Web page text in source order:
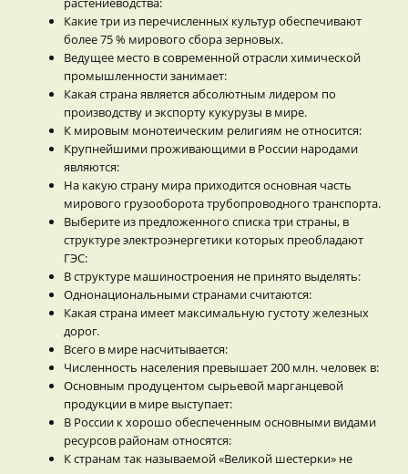
Какие три из перечисленных культур обеспечивают
более 75 % мирового сбора зерновых.
Ведущее место в современной отрасли химической
промышленности занимает:
Какая страна является абсолютным лидером по
производству и экспорту кукурузы в мире.
К мировым монотеическим религиям не относится:
Крупнейшими проживающими в России народами
являются:
На какую страну мира приходится основная часть
мирового грузооборота трубопроводного транспорта.
Выберите из предложенного списка три страны, в
структуре электроэнергетики которых преобладают
ГЭС:
В структуре машиностроения не принято выделять:
Однонациональными странами считаются:
Какая страна имеет максимальную густоту железных
дорог.
Всего в мире насчитывается:
Численность населения превышает 200 млн. человек в:
Основным продуцентом сырьевой марганцевой
продукции в мире выступает:
В России к хорошо обеспеченным основными видами
ресурсов районам относятся:
К странам так называемой «Великой шестерки» не